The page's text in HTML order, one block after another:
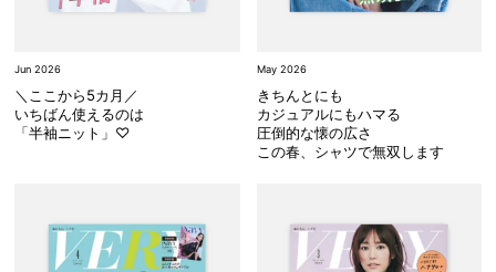
Jun 2026
＼ここから5カ月／
いちばん使えるのは
「半袖ニット」♡
May 2026
きちんとにも
カジュアルにもハマる
圧倒的な懐の広さ
この春、シャツで無双します